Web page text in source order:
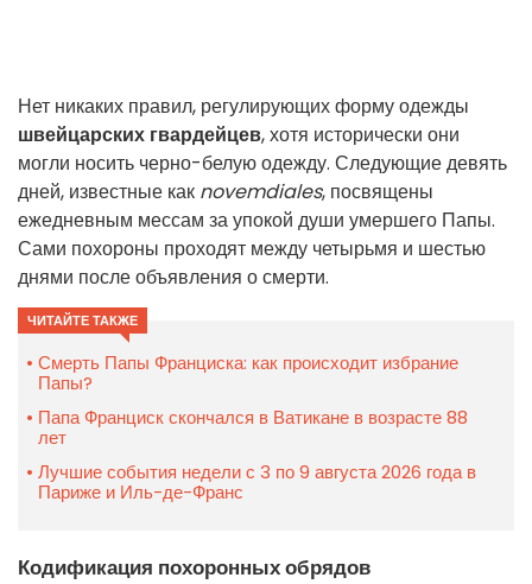
Нет никаких правил, регулирующих форму одежды
швейцарских гвардейцев, хотя исторически они
могли носить черно-белую одежду. Следующие девять
дней, известные как novemdiales, посвящены
ежедневным мессам за упокой души умершего Папы.
Сами похороны проходят между четырьмя и шестью
днями после объявления о смерти.
ЧИТАЙТЕ ТАКЖЕ
Смерть Папы Франциска: как происходит избрание
Папы?
Папа Франциск скончался в Ватикане в возрасте 88
лет
Лучшие события недели с 3 по 9 августа 2026 года в
Париже и Иль-де-Франс
Кодификация похоронных обрядов